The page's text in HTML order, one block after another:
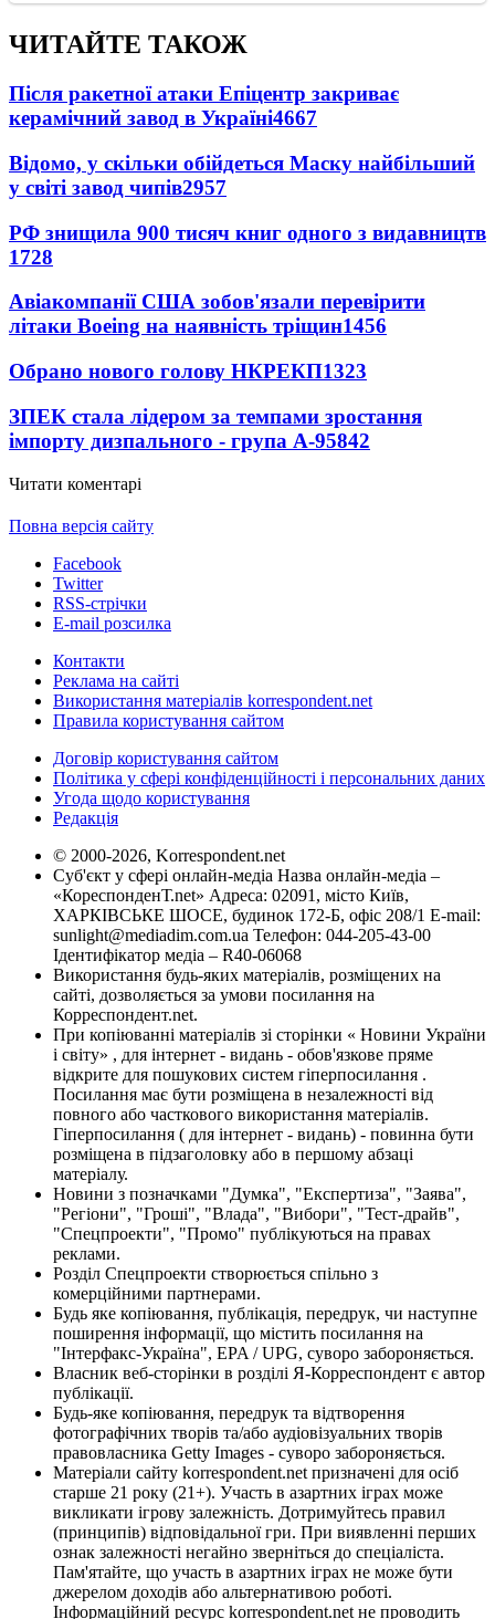
ЧИТАЙТЕ ТАКОЖ
Після ракетної атаки Епіцентр закриває
керамічний завод в Україні4667
Відомо, у скільки обійдеться Маску найбільший
у світі завод чипів2957
РФ знищила 900 тисяч книг одного з видавництв
1728
Авіакомпанії США зобов'язали перевірити
літаки Boeing на наявність тріщин1456
Обрано нового голову НКРЕКП1323
ЗПЕК стала лідером за темпами зростання
імпорту дизпального - група А-95842
Читати коментарі
Повна версія сайту
Facebook
Twitter
RSS-стрічки
E-mail розсилка
Контакти
Реклама на сайті
Використання матеріалів korrespondent.net
Правила користування сайтом
Договір користування сайтом
Політика у сфері конфіденційності і персональних даних
Угода щодо користування
Редакція
© 2000-2026, Korrespondent.net
Суб'єкт у сфері онлайн-медіа Назва онлайн-медіа –
«КореспонденТ.net» Адреса: 02091, місто Київ,
ХАРКІВСЬКЕ ШОСЕ, будинок 172-Б, офіс 208/1 E-mail:
sunlight@mediadim.com.ua Телефон: 044-205-43-00
Ідентифікатор медіа – R40-06068
Використання будь-яких матеріалів, розміщених на
сайті, дозволяється за умови посилання на
Корреспондент.net.
При копіюванні матеріалів зі сторінки « Новини України
і світу» , для інтернет - видань - обов'язкове пряме
відкрите для пошукових систем гіперпосилання .
Посилання має бути розміщена в незалежності від
повного або часткового використання матеріалів.
Гіперпосилання ( для інтернет - видань) - повинна бути
розміщена в підзаголовку або в першому абзаці
матеріалу.
Новини з позначками "Думка", "Експертиза", "Заява",
"Регіони", "Гроші", "Влада", "Вибори", "Тест-драйв",
"Спецпроекти", "Промо" публікуються на правах
реклами.
Розділ Спецпроекти створюється спільно з
комерційними партнерами.
Будь яке копіювання, публікація, передрук, чи наступне
поширення інформації, що містить посилання на
"Інтерфакс-Україна", EPA / UPG, суворо забороняється.
Власник веб-сторінки в розділі Я-Корреспондент є автор
публікації.
Будь-яке копіювання, передрук та відтворення
фотографічних творів та/або аудіовізуальних творів
правовласника Getty Images - суворо забороняється.
Матеріали сайту korrespondent.net призначені для осіб
старше 21 року (21+). Участь в азартних іграх може
викликати ігрову залежність. Дотримуйтесь правил
(принципів) відповідальної гри. При виявленні перших
ознак залежності негайно зверніться до спеціаліста.
Пам'ятайте, що участь в азартних іграх не може бути
джерелом доходів або альтернативою роботі.
Інформаційний ресурс korrespondent.net не проводить